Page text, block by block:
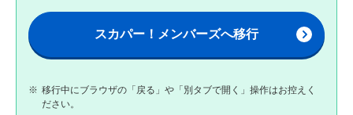
スカパー！メンバーズへ移行
※ 移行中にブラウザの「戻る」や「別タブで開く」操作はお控えく
ださい。